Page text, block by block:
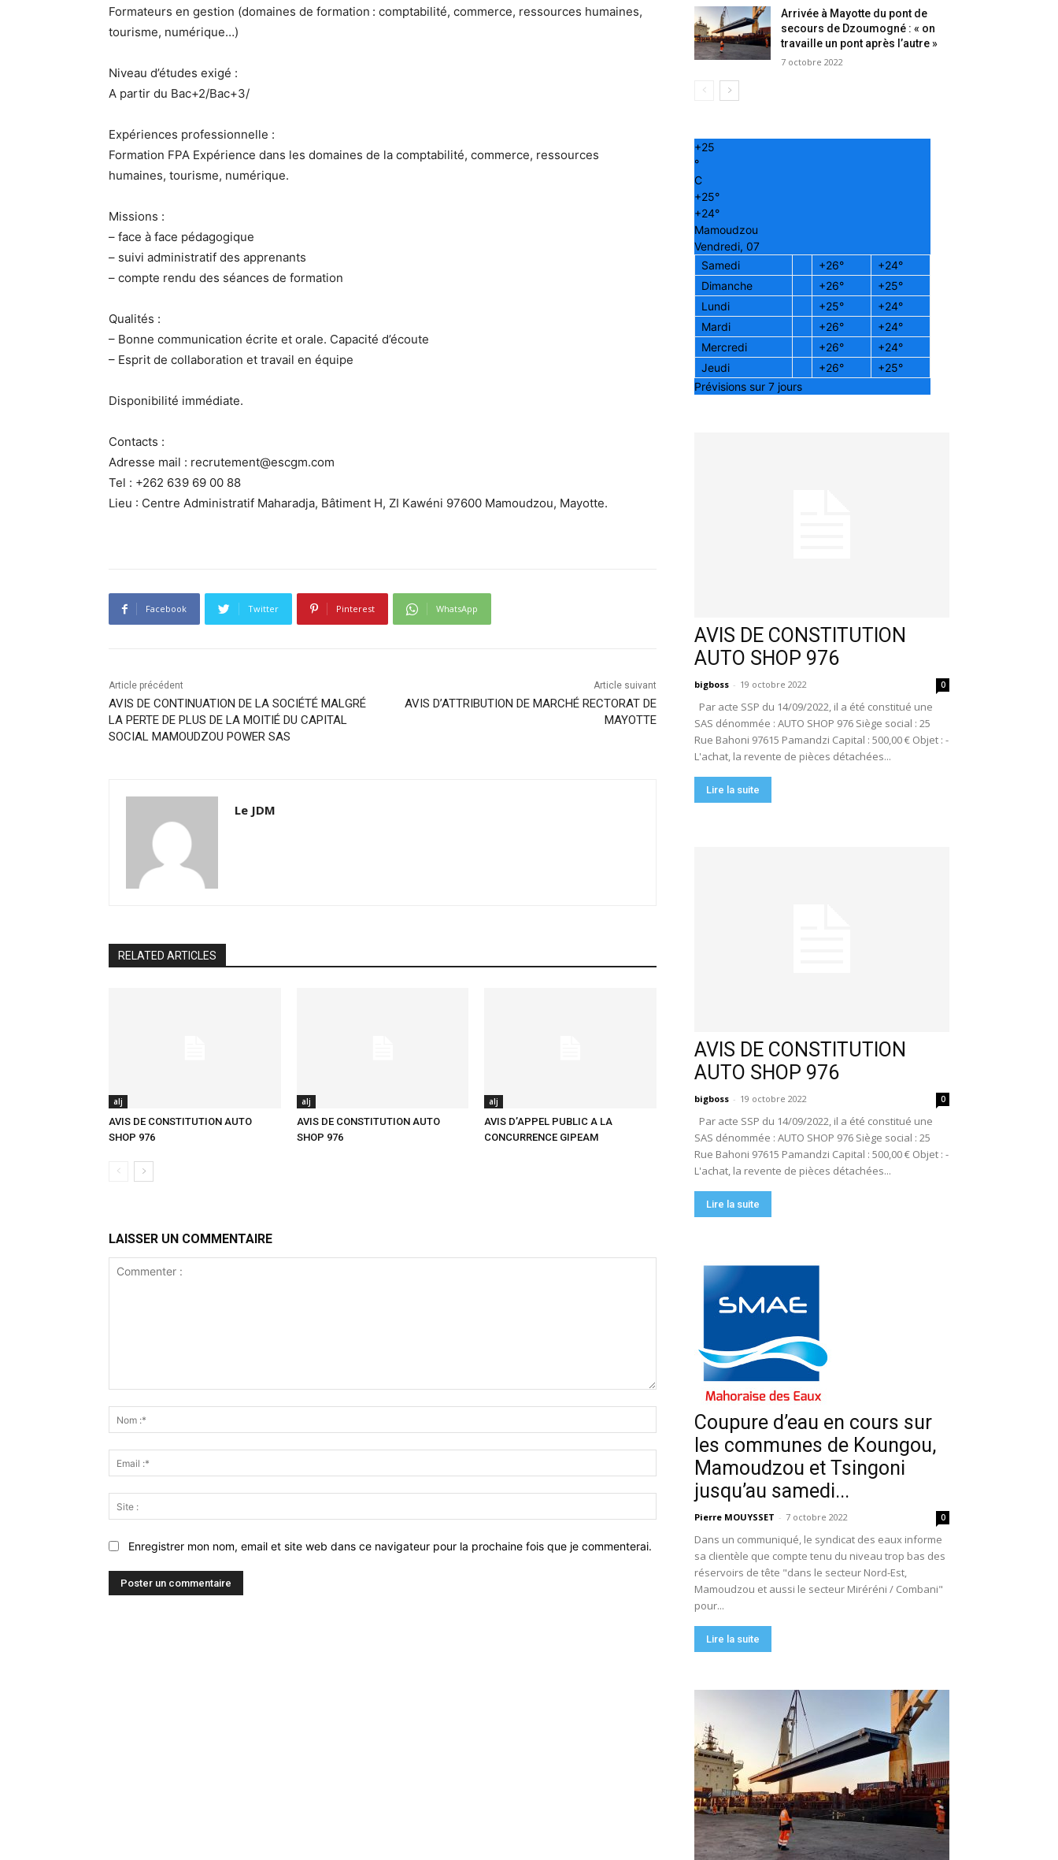
Formateurs en gestion (domaines de formation : comptabilité, commerce, ressources humaines,
tourisme, numérique…)
Niveau d’études exigé :
A partir du Bac+2/Bac+3/
Expériences professionnelle :
Formation FPA Expérience dans les domaines de la comptabilité, commerce, ressources
humaines, tourisme, numérique.
Missions :
– face à face pédagogique
– suivi administratif des apprenants
– compte rendu des séances de formation
Qualités :
– Bonne communication écrite et orale. Capacité d’écoute
– Esprit de collaboration et travail en équipe
Disponibilité immédiate.
Contacts :
Adresse mail : recrutement@escgm.com
Tel : +262 639 69 00 88
Lieu : Centre Administratif Maharadja, Bâtiment H, ZI Kawéni 97600 Mamoudzou, Mayotte.
Facebook Twitter Pinterest WhatsApp
Article précédent
AVIS DE CONTINUATION DE LA SOCIÉTÉ MALGRÉ
LA PERTE DE PLUS DE LA MOITIÉ DU CAPITAL
SOCIAL MAMOUDZOU POWER SAS
Article suivant
AVIS D’ATTRIBUTION DE MARCHÉ RECTORAT DE
MAYOTTE
Le JDM
RELATED ARTICLES
alj
AVIS DE CONSTITUTION AUTO
SHOP 976
alj
AVIS DE CONSTITUTION AUTO
SHOP 976
alj
AVIS D’APPEL PUBLIC A LA
CONCURRENCE GIPEAM
LAISSER UN COMMENTAIRE
:*
:*
:
Enregistrer mon nom, email et site web dans ce navigateur pour la prochaine fois que je commenterai.
Arrivée à Mayotte du pont de
secours de Dzoumogné : « on
travaille un pont après l’autre »
7 octobre 2022
+25
°
C
+25°
+24°
Mamoudzou
Vendredi, 07
Samedi
+26° +24°
Dimanche
+26° +25°
Lundi
+25° +24°
Mardi
+26° +24°
Mercredi
+26° +24°
Jeudi
+26° +25°
Prévisions sur 7 jours
AVIS DE CONSTITUTION
AUTO SHOP 976
bigboss - 19 octobre 2022 0
Par acte SSP du 14/09/2022, il a été constitué une
SAS dénommée : AUTO SHOP 976 Siège social : 25
Rue Bahoni 97615 Pamandzi Capital : 500,00 € Objet : -
L'achat, la revente de pièces détachées...
Lire la suite
AVIS DE CONSTITUTION
AUTO SHOP 976
bigboss - 19 octobre 2022 0
Par acte SSP du 14/09/2022, il a été constitué une
SAS dénommée : AUTO SHOP 976 Siège social : 25
Rue Bahoni 97615 Pamandzi Capital : 500,00 € Objet : -
L'achat, la revente de pièces détachées...
Lire la suite
Coupure d’eau en cours sur
les communes de Koungou,
Mamoudzou et Tsingoni
jusqu’au samedi...
Pierre MOUYSSET - 7 octobre 2022 0
Dans un communiqué, le syndicat des eaux informe
sa clientèle que compte tenu du niveau trop bas des
réservoirs de tête "dans le secteur Nord-Est,
Mamoudzou et aussi le secteur Miréréni / Combani"
pour...
Lire la suite